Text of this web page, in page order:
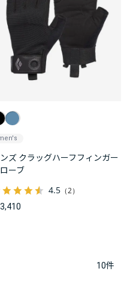
ンズ クラッグハーフフィンガー
ーブ
4.5（2）
10件